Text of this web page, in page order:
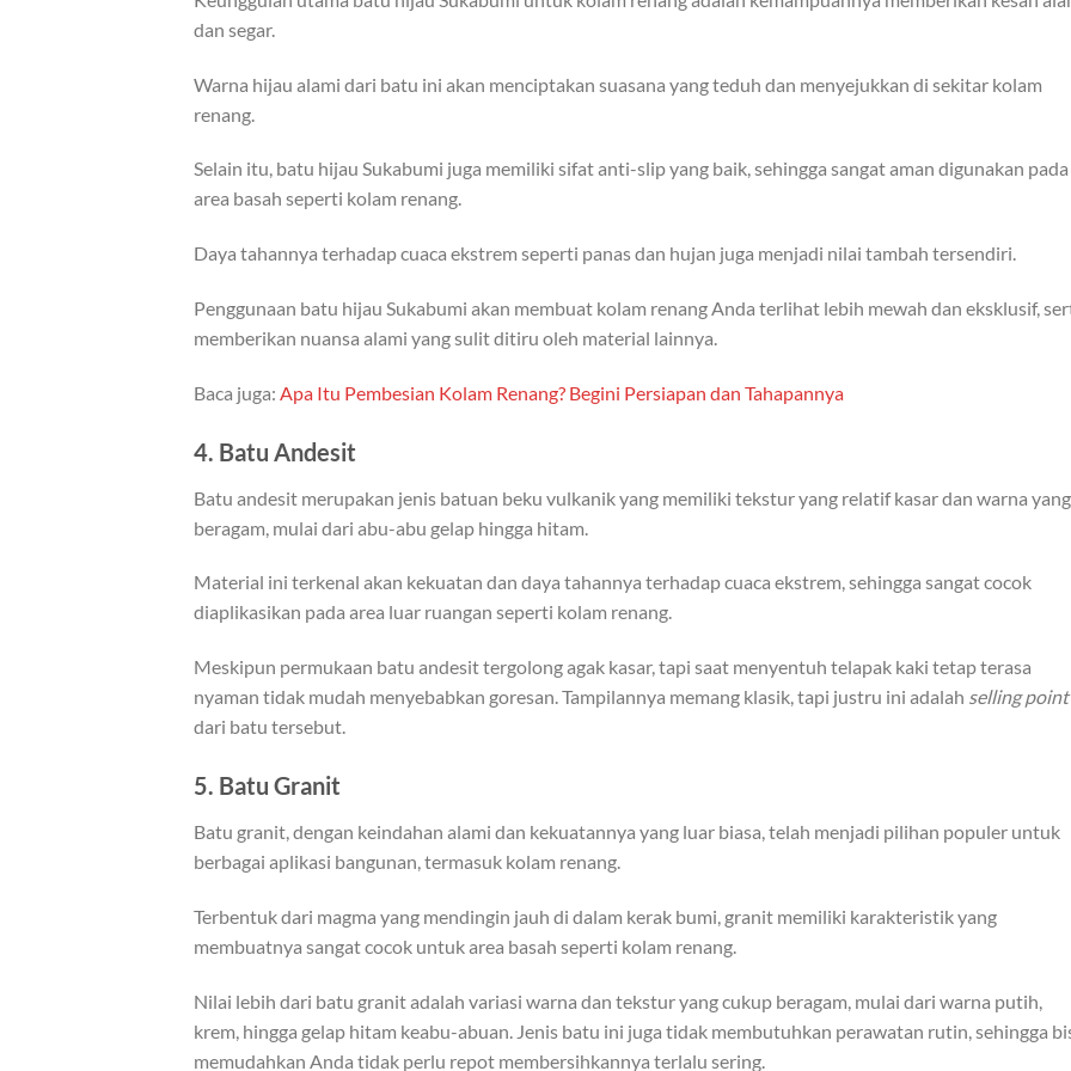
dan segar.
Warna hijau alami dari batu ini akan menciptakan suasana yang teduh dan menyejukkan di sekitar kolam
renang.
Selain itu, batu hijau Sukabumi juga memiliki sifat anti-slip yang baik, sehingga sangat aman digunakan pada
area basah seperti kolam renang.
Daya tahannya terhadap cuaca ekstrem seperti panas dan hujan juga menjadi nilai tambah tersendiri.
Penggunaan batu hijau Sukabumi akan membuat kolam renang Anda terlihat lebih mewah dan eksklusif,
memberikan nuansa alami yang sulit ditiru oleh material lainnya.
Baca juga: Apa Itu Pembesian Kolam Renang? Begini Persiapan dan Tahapannya
4. Batu Andesit
Batu andesit merupakan jenis batuan beku vulkanik yang memiliki tekstur yang relatif kasar dan warna yang
beragam, mulai dari abu-abu gelap hingga hitam.
Material ini terkenal akan kekuatan dan daya tahannya terhadap cuaca ekstrem, sehingga sangat cocok
diaplikasikan pada area luar ruangan seperti kolam renang.
Meskipun permukaan batu andesit tergolong agak kasar, tapi saat menyentuh telapak kaki tetap terasa
nyaman tidak mudah menyebabkan goresan. Tampilannya memang klasik, tapi justru ini adalah selling point
dari batu tersebut.
5. Batu Granit
Batu granit, dengan keindahan alami dan kekuatannya yang luar biasa, telah menjadi pilihan populer untuk
berbagai aplikasi bangunan, termasuk kolam renang.
Terbentuk dari magma yang mendingin jauh di dalam kerak bumi, granit memiliki karakteristik yang
membuatnya sangat cocok untuk area basah seperti kolam renang.
Nilai lebih dari batu granit adalah variasi warna dan tekstur yang cukup beragam, mulai dari warna putih,
krem, hingga gelap hitam keabu-abuan. Jenis batu ini juga tidak membutuhkan perawatan rutin, sehingga
memudahkan Anda tidak perlu repot membersihkannya terlalu sering.